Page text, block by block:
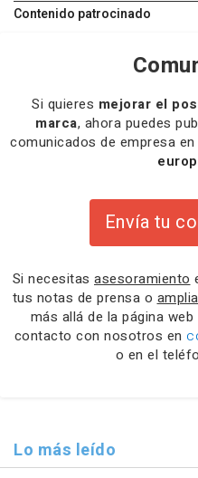
Contenido patrocinado
Si quieres mejorar el
marca, ahora puedes
comunicados de empresa
Envía tu
Si necesitas asesoramiento
tus notas de prensa o
más allá de la página web
contacto con nosotros en
o en el
Lo más leído